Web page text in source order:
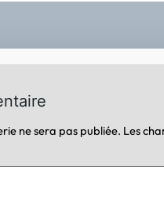
ne sera pas publiée. Les